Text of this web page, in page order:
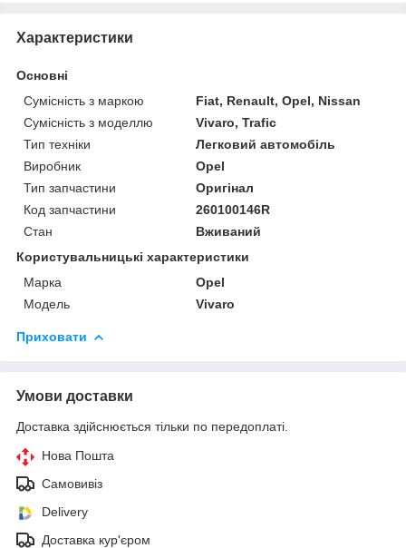
Характеристики
Основні
Сумісність з маркою
Fiat, Renault, Opel, Nissan
Сумісність з моделлю
Vivaro, Trafic
Тип техніки
Легковий автомобіль
Виробник
Opel
Тип запчастини
Оригінал
Код запчастини
260100146R
Стан
Вживаний
Користувальницькі характеристики
Марка
Opel
Модель
Vivaro
Приховати
Умови доставки
Доставка здійснюється тільки по передоплаті.
Нова Пошта
Самовивіз
Delivery
Доставка кур'єром